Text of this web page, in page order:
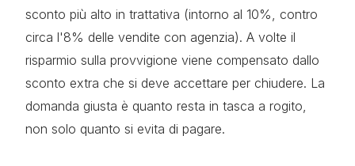
sconto più alto in trattativa (intorno al 10%, contro
circa l'8% delle vendite con agenzia). A volte il
risparmio sulla provvigione viene compensato dallo
sconto extra che si deve accettare per chiudere. La
domanda giusta è quanto resta in tasca a rogito,
non solo quanto si evita di pagare.